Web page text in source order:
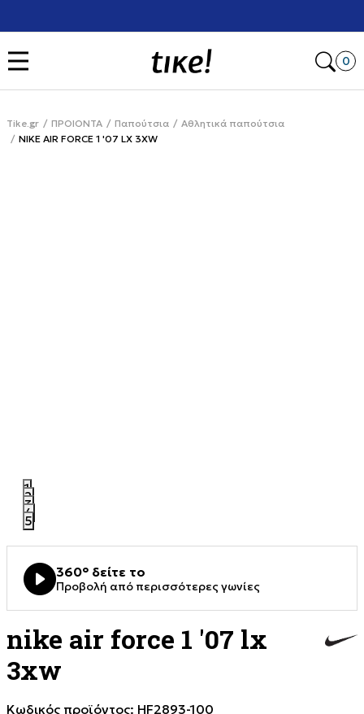
0
Tike.gr ΠΡΟΙΟΝΤΑ Παπούτσια
Αθλητικά παπούτσια
NIKE AIR FORCE 1 '07 LX 3XW
1
2
3
4
5
360° δείτε το
Προβολή από περισσότερες γωνίες
nike air force 1 '07 lx
3xw
Κωδικός προϊόντος: HF2893-100